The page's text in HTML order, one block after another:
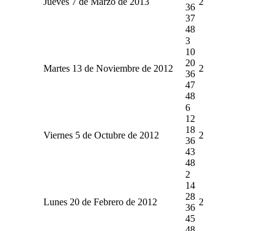
36
37
48
Martes 13 de Noviembre de 2012
3
10
20
36
47
48
2
Viernes 5 de Octubre de 2012
6
12
18
36
43
48
2
Lunes 20 de Febrero de 2012
2
14
28
36
45
2